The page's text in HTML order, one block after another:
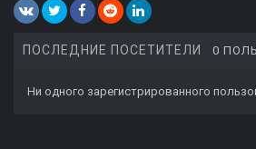
ПОСЛЕДНИЕ ПОСЕТИТЕЛИ 0
Ни одного зарегистрированного